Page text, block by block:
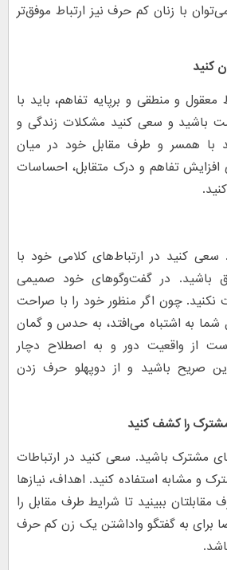
با زنان کم حرف نیز ارتباط موفق‌تر
و منطقی و برپایه تفاهم، باید با
باشید و سعی کنید مشکلات زندگی و
با همسر و طرف مقابل خود در میان
افزایش تفاهم و درک متقابل، احساسات
سعی کنید در ارتباط‌های کلامی خود با
باشید. در گفت‌و‌گوهای خود صمیمی
نکنید. چون اگر منظور خود را با صراحت
شما به اشتباه می‌افتد، به حدس و گمان
از واقعیت دور و به اصطلاح دچار
صریح باشید و از دوپهلو حرف زدن
مشترک باشید. سعی کنید در ارتباطات
و مشابه استفاده کنید. اهداف، نیاز‌ها
مقابلتان ببینید تا شرایط طرف مقابل را
برای به گفتگو واداشتن یک زن کم حرف